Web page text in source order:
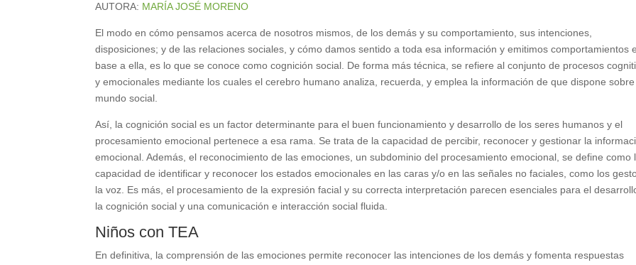
AUTORA: MARÍA JOSÉ MORENO
El modo en cómo pensamos acerca de nosotros mismos, de los demás y su comportamiento, sus intenciones,
disposiciones; y de las relaciones sociales, y cómo damos sentido a toda esa información y emitimos comportamientos
base a ella, es lo que se conoce como cognición social. De forma más técnica, se refiere al conjunto de procesos
y emocionales mediante los cuales el cerebro humano analiza, recuerda, y emplea la información de que dispone
mundo social.
Así, la cognición social es un factor determinante para el buen funcionamiento y desarrollo de los seres humanos y el
procesamiento emocional pertenece a esa rama. Se trata de la capacidad de percibir, reconocer y gestionar la
emocional. Además, el reconocimiento de las emociones, un subdominio del procesamiento emocional, se define como
capacidad de identificar y reconocer los estados emocionales en las caras y/o en las señales no faciales, como los
la voz. Es más, el procesamiento de la expresión facial y su correcta interpretación parecen esenciales para el
la cognición social y una comunicación e interacción social fluida.
Niños con TEA
En definitiva, la comprensión de las emociones permite reconocer las intenciones de los demás y fomenta respuestas